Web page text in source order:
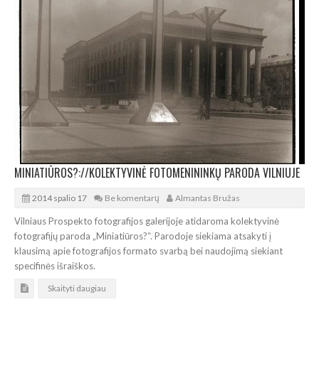
MINIATIŪROS?://KOLEKTYVINĖ FOTOMENININKŲ PARODA VILNIUJE
2014 spalio 17 Be komentarų Almantas Bružas
Vilniaus Prospekto fotografijos galerijoje atidaroma kolektyvinė
fotografijų paroda „Miniatiūros?“. Parodoje siekiama atsakyti į
klausimą apie fotografijos formato svarbą bei naudojimą siekiant
specifinės išraiškos.
Skaityti daugiau